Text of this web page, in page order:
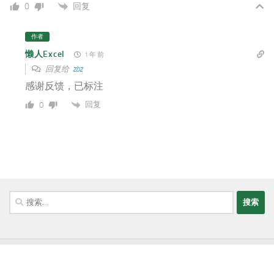
0 回复
作者
懒人Excel 1 年 前
回复给 zbz
感谢反馈，已标注
0 回复
搜
索：